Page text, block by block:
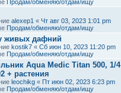
Продам/обменяю/отдам/ищу
alexep1 « Чт авг 03, 2023 1:01 pm
Продам/обменяю/отдам/ищу
живых дафний
kostik7 « Сб июн 10, 2023 11:20 pm
Продам/обменяю/отдам/ищу
Aqua Medic Titan 500, 1/4
+ растения
leochikg « Пт июн 02, 2023 6:23 pm
Продам/обменяю/отдам/ищу